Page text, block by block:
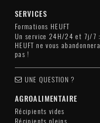
SERVICES
Formations HEUFT
Un service 24H/24 et 7j/7 :
HEUFT ne vous abandonnera
pas !
UNE QUESTION ?
AGROALIMENTAIRE
Récipients vides